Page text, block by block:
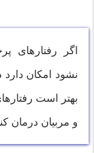
اگر رفتارهای
نشود امکان دارد
بهتر است
و مربیان درمان